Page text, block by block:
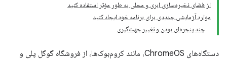
از فضای ذخیره‌سازی ابری و محلی به طور مؤثر استفاده کنید
موارد آزمایشی جدیدی برای برنامه خود ایجاد کنید
چند پنجره‌ای بودن و تغییر جهت‌گیری
دستگاه‌های ChromeOS، مانند کروم‌بوک‌ها، از فروشگاه گوگل پلی و